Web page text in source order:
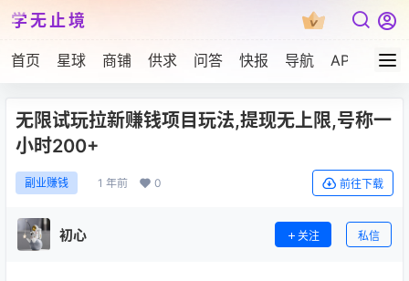
学无止境
首页 星球 商铺 供求 问答 快报 导航 APP下载
无限试玩拉新赚钱项目玩法,提现无上限,号称一
小时200+
副业赚钱 1 年前 0 前往下载
初心 关注 私信